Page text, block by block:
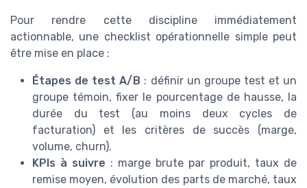
Pour rendre cette discipline immédiatement
actionnable, une checklist opérationnelle simple peut
être mise en place :
Étapes de test A/B : définir un groupe test et un
groupe témoin, fixer le pourcentage de hausse, la
durée du test (au moins deux cycles de
facturation) et les critères de succès (marge,
volume, churn).
KPIs à suivre : marge brute par produit, taux de
remise moyen, évolution des parts de marché, taux